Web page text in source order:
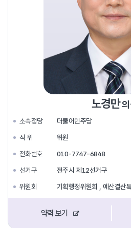
노경만의
소속정당
더불어민주당
직 위
위원
전화번호
010-7747-6848
선거구
전주시 제12선거구
위원회
기획행정위원회 , 예산결산
약력 보기